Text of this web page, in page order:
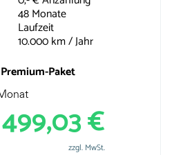
48 Monate
Laufzeit
10.000 km / Jahr
Paket
zzgl. MwSt.
499,03 €